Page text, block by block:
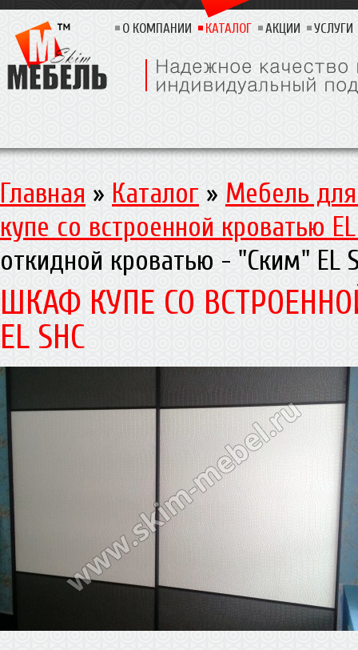
О КОМПАНИИ КАТАЛОГ АКЦИИ УСЛУГИ
Главная » Каталог » Мебель
купе со встроенной кроватью EL
откидной кроватью - "Ским" EL
ШКАФ КУПЕ СО
EL SHC